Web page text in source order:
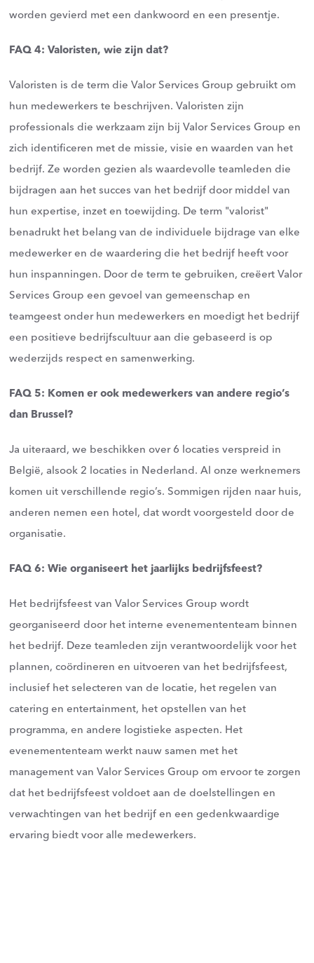
worden gevierd met een dankwoord en een presentje.
FAQ 4: Valoristen, wie zijn dat?
Valoristen is de term die Valor Services Group gebruikt om
hun medewerkers te beschrijven. Valoristen zijn
professionals die werkzaam zijn bij Valor Services Group en
zich identificeren met de missie, visie en waarden van het
bedrijf. Ze worden gezien als waardevolle teamleden die
bijdragen aan het succes van het bedrijf door middel van
hun expertise, inzet en toewijding. De term "valorist"
benadrukt het belang van de individuele bijdrage van elke
medewerker en de waardering die het bedrijf heeft voor
hun inspanningen. Door de term te gebruiken, creëert Valor
Services Group een gevoel van gemeenschap en
teamgeest onder hun medewerkers en moedigt het bedrijf
een positieve bedrijfscultuur aan die gebaseerd is op
wederzijds respect en samenwerking.
FAQ 5: Komen er ook medewerkers van andere regio’s
dan Brussel?
Ja uiteraard, we beschikken over 6 locaties verspreid in
België, alsook 2 locaties in Nederland. Al onze werknemers
komen uit verschillende regio’s. Sommigen rijden naar huis,
anderen nemen een hotel, dat wordt voorgesteld door de
organisatie.
FAQ 6: Wie organiseert het jaarlijks bedrijfsfeest?
Het bedrijfsfeest van Valor Services Group wordt
georganiseerd door het interne evenemententeam binnen
het bedrijf. Deze teamleden zijn verantwoordelijk voor het
plannen, coördineren en uitvoeren van het bedrijfsfeest,
inclusief het selecteren van de locatie, het regelen van
catering en entertainment, het opstellen van het
programma, en andere logistieke aspecten. Het
evenemententeam werkt nauw samen met het
management van Valor Services Group om ervoor te zorgen
dat het bedrijfsfeest voldoet aan de doelstellingen en
verwachtingen van het bedrijf en een gedenkwaardige
ervaring biedt voor alle medewerkers.